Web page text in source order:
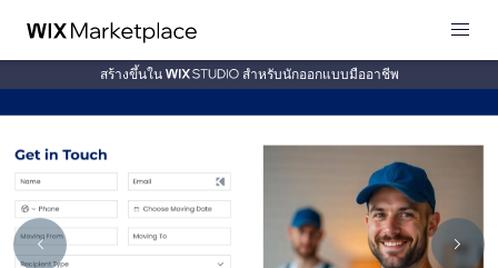
สร้างขึ้นใน สำหรับนักออกแบบมืออาชีพ